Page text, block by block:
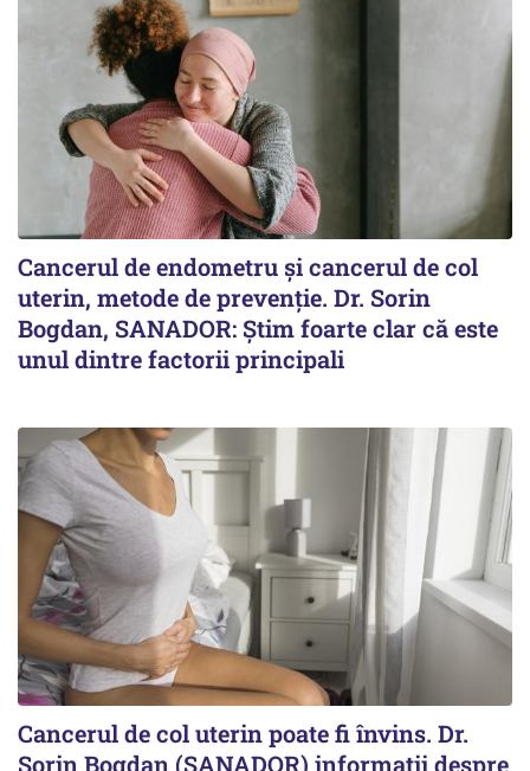
Cancerul de endometru și cancerul de col
uterin, metode de prevenție. Dr. Sorin
Bogdan, SANADOR: Știm foarte clar că este
unul dintre factorii principali
Cancerul de col uterin poate fi învins. Dr.
Sorin Bogdan (SANADOR) informații despre